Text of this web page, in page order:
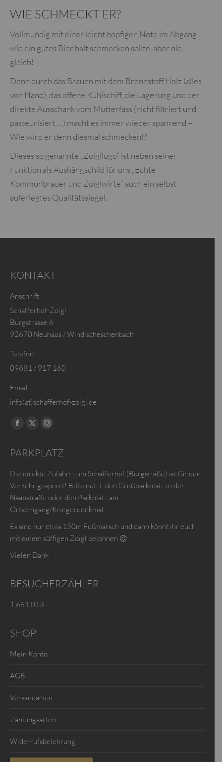
WIE SCHMECKT ER?
Vollmundig mit einer leicht hopfigen Note im Abgang –
wie ein gutes Bier halt schmecken sollte, aber nie
gleich!
Denn durch das Brauen mit dem Brennstoff Holz (alles
von Hand), das offene Kühlschiff, die Lagerung und der
direkte Ausschank vom Mutterfass (nicht filtriert und
pasteurisiert …) macht es immer wieder spannend –
Wie wird er denn diesmal schmecken!?
Dieses so genannte „Zoigllogo“ ist neben seiner
Funktion als Aushängschild für uns „Echte
Kommunbrauer und Zoiglwirte“ auch ein selbst
auferlegtes Qualitätssiegel.
KONTAKT
Anschrift:
Schafferhof-Zoigl
Burgstrasse 6
92670 Neuhaus / Windischeschenbach
Telefon:
09681 / 917 160
Email:
info(at)schafferhof-zoigl.de
Finden Sie uns auf:
Facebook
opens
new
window
X
opens
window
Instagram
opens
window
PARKPLATZ
Die direkte Zufahrt zum Schafferhof (Burgstraße) ist für den
Verkehr gesperrt! Bitte nutzt den Großparkplatz in der
Naabstraße oder den Parkplatz am
Ortseingang/Kriegerdenkmal.
Es sind nur etwa 150m Fußmarsch und dann könnt ihr euch
mit einem süffigen Zoigl belohnen 😉
Vielen Dank
BESUCHERZÄHLER
1,661,013
SHOP
Mein Konto
AGB
Versandarten
Zahlungsarten
Widerrufsbelehrung